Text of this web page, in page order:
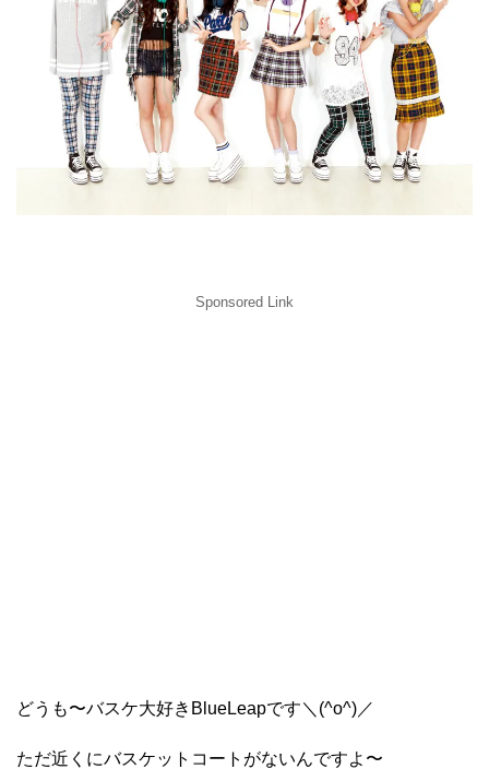
Sponsored Link
どうも〜バスケ大好きBlueLeapです＼(^o^)／
ただ近くにバスケットコートがないんですよ〜